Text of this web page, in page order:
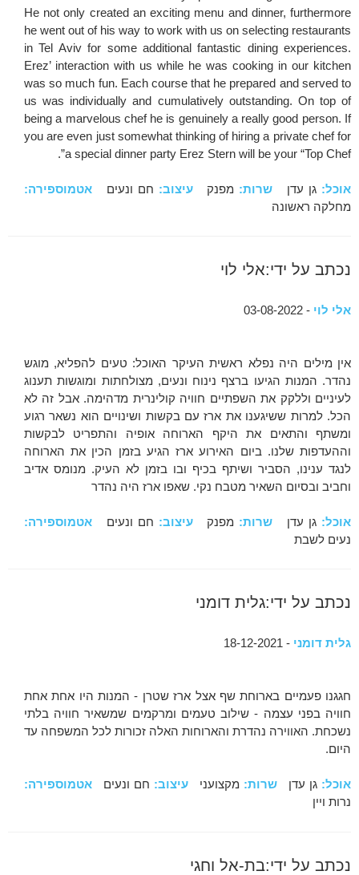
He not only created an exciting menu and dinner, furthermore
he went out of his way to work with us on selecting restaurants
in Tel Aviv for some additional fantastic dining experiences.
Erez’ interaction with us while he was cooking in our kitchen
was so much fun. Each course that he prepared and served to
us was individually and cumulatively outstanding. On top of
being a marvelous chef he is genuinely a really good person. If
you are even just somewhat thinking of hiring a private chef for
a special dinner party Erez Stern will be your “Top Chef”.
אוכל: גן עדן שרות: מפנקעיצוב: חם ונעים אטמוספירה:
מחלקה ראשונה
נכתב על ידי:אלי לוי
אלי לוי - 03-08-2022
אין מילים היה נפלא ראשית העיקר האוכל: טעים להפליא, מוגש
נהדר. המנות הגיעו ברצף נינוח ונעים, מצולחתות ומוגשות תענוג
לעיניים וללקק את השפתיים חוויה קולינרית מדהימה. אבל זה לא
הכל. למרות ששיגענו את ארז עם בקשות ושינויים הוא נשאר רגוע
ומשתף והתאים את היקף הארוחה אופיה והתפריט לבקשות
וההעדפות שלנו. ביום האירוע ארז הגיע בזמן הכין את הארוחה
לנגד ענינו, הסביר ושיתף בכיף ובו בזמן לא העיק. מנומס אדיב
וחביב ובסיום השאיר מטבח נקי. שאפו ארז היה נהדר
אוכל: גן עדן שרות: מפנקעיצוב: חם ונעים אטמוספירה:
נעים לשבת
נכתב על ידי:גלית דומני
גלית דומני - 18-12-2021
חגגנו פעמיים בארוחת שף אצל ארז שטרן - המנות היו אחת אחת
חוויה בפני עצמה - שילוב טעמים ומרקמים שמשאיר חוויה בלתי
נשכחת. האווירה נהדרת והארוחות האלה זכורות לכל המשפחה עד
היום.
אוכל: גן עדן שרות: מקצועניעיצוב: חם ונעים אטמוספירה:
נרות ויין
נכתב על ידי:בת-אל וחגי